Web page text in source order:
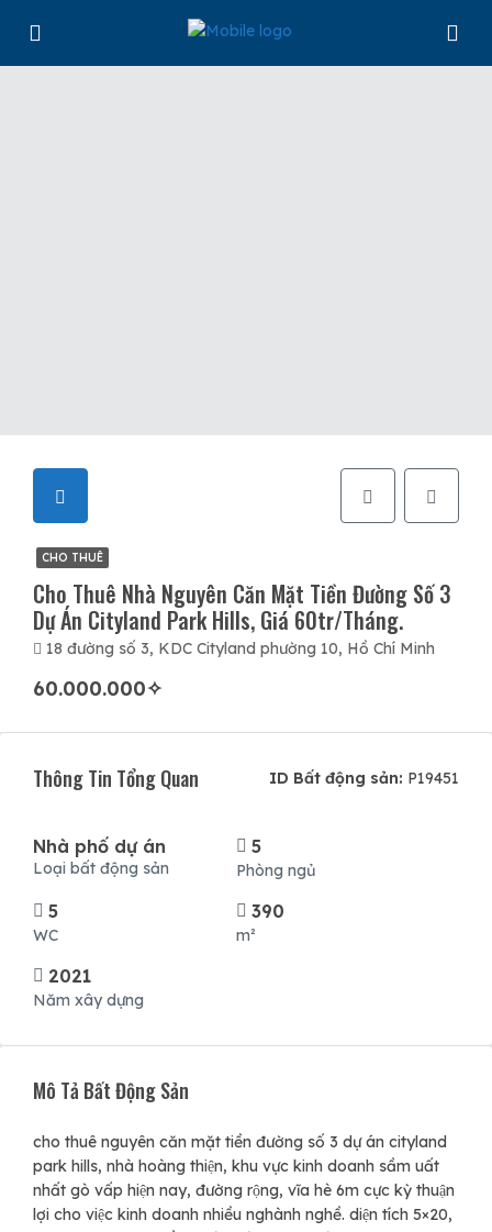
CHO THUÊ
Cho Thuê Nhà Nguyên Căn Mặt Tiền Đường Số 3
Dự Án Cityland Park Hills, Giá 60tr/tháng.
18 đường số 3, KDC Cityland phường 10, Hồ Chí Minh
60.000.000✧
Thông Tin Tổng Quan ID Bất động sản: P19451
Nhà phố dự án
Loại bất động sản
5
Phòng ngủ
5
WC
390
m²
2021
Năm xây dựng
Mô Tả Bất Động Sản
cho thuê nguyên căn mặt tiền đường số 3 dự án cityland
park hills, nhà hoàng thiện, khu vực kinh doanh sầm uất
nhất gò vấp hiện nay, đường rộng, vĩa hè 6m cực kỳ thuận
lợi cho việc kinh doanh nhiều nghành nghề. diện tích 5×20,